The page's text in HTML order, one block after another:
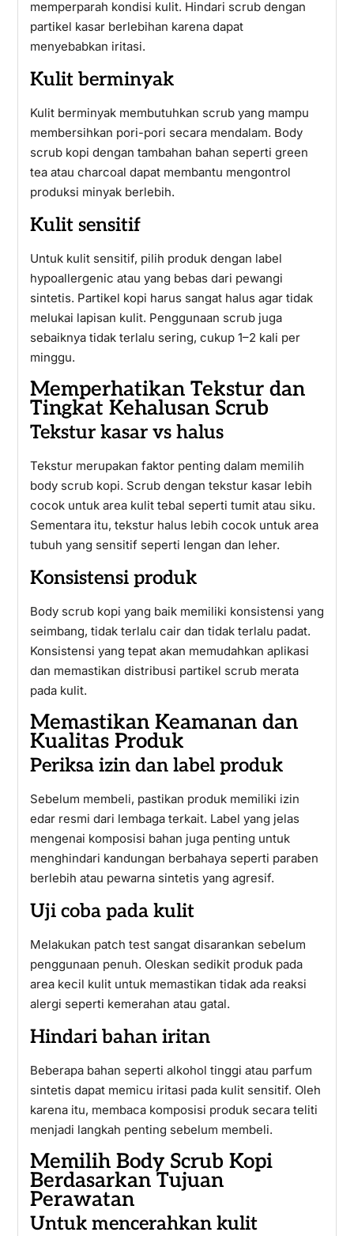
memperparah kondisi kulit. Hindari scrub dengan
partikel kasar berlebihan karena dapat
menyebabkan iritasi.
Kulit berminyak
Kulit berminyak membutuhkan scrub yang mampu
membersihkan pori-pori secara mendalam. Body
scrub kopi dengan tambahan bahan seperti green
tea atau charcoal dapat membantu mengontrol
produksi minyak berlebih.
Kulit sensitif
Untuk kulit sensitif, pilih produk dengan label
hypoallergenic atau yang bebas dari pewangi
sintetis. Partikel kopi harus sangat halus agar tidak
melukai lapisan kulit. Penggunaan scrub juga
sebaiknya tidak terlalu sering, cukup 1–2 kali per
minggu.
Memperhatikan Tekstur dan
Tingkat Kehalusan Scrub
Tekstur kasar vs halus
Tekstur merupakan faktor penting dalam memilih
body scrub kopi. Scrub dengan tekstur kasar lebih
cocok untuk area kulit tebal seperti tumit atau siku.
Sementara itu, tekstur halus lebih cocok untuk area
tubuh yang sensitif seperti lengan dan leher.
Konsistensi produk
Body scrub kopi yang baik memiliki konsistensi yang
seimbang, tidak terlalu cair dan tidak terlalu padat.
Konsistensi yang tepat akan memudahkan aplikasi
dan memastikan distribusi partikel scrub merata
pada kulit.
Memastikan Keamanan dan
Kualitas Produk
Periksa izin dan label produk
Sebelum membeli, pastikan produk memiliki izin
edar resmi dari lembaga terkait. Label yang jelas
mengenai komposisi bahan juga penting untuk
menghindari kandungan berbahaya seperti paraben
berlebih atau pewarna sintetis yang agresif.
Uji coba pada kulit
Melakukan patch test sangat disarankan sebelum
penggunaan penuh. Oleskan sedikit produk pada
area kecil kulit untuk memastikan tidak ada reaksi
alergi seperti kemerahan atau gatal.
Hindari bahan iritan
Beberapa bahan seperti alkohol tinggi atau parfum
sintetis dapat memicu iritasi pada kulit sensitif. Oleh
karena itu, membaca komposisi produk secara teliti
menjadi langkah penting sebelum membeli.
Memilih Body Scrub Kopi
Berdasarkan Tujuan
Perawatan
Untuk mencerahkan kulit